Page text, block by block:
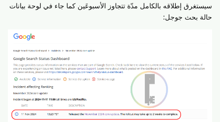
سيستغرق إطلاقه بالكامل مدّة تتجاوز الأسبوعَين كما جاء في لوحة بيانات
حالة بحث جوجل: